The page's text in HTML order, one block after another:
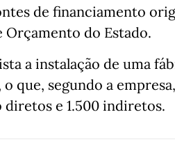
de financiamento
Orçamento do Estado.
a instalação de uma
que, segundo a
e 1.500 indiretos.